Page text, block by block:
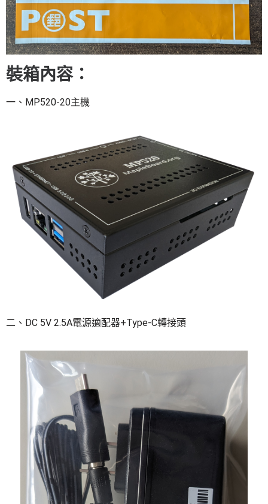
裝箱內容：
一、MP520-20主機
二、DC 5V 2.5A電源適配器+Type-C轉接頭